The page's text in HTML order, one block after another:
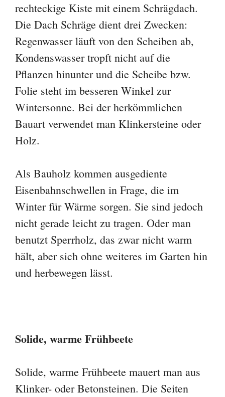
rechteckige Kiste mit einem Schrägdach.
Die Dach Schräge dient drei Zwecken:
Regenwasser läuft von den Scheiben ab,
Kondenswasser tropft nicht auf die
Pflanzen hinunter und die Scheibe bzw.
Folie steht im besseren Winkel zur
Wintersonne. Bei der herkömmlichen
Bauart verwendet man Klinkersteine oder
Holz.
Als Bauholz kommen ausgediente
Eisenbahnschwellen in Frage, die im
Winter für Wärme sorgen. Sie sind jedoch
nicht gerade leicht zu tragen. Oder man
benutzt Sperrholz, das zwar nicht warm
hält, aber sich ohne weiteres im Garten hin
und herbewegen lässt.
Solide, warme Frühbeete
Solide, warme Frühbeete mauert man aus
Klinker- oder Betonsteinen. Die Seiten